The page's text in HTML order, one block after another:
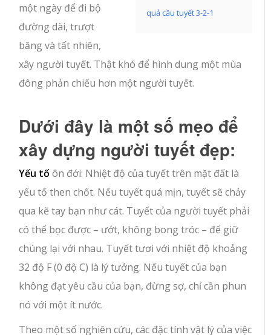
quả cầu tuyết 3-2-1
một ngày để đi bộ
đường dài, trượt
băng và tất nhiên,
xây người tuyết. Thật khó để hình dung một mùa
đông phản chiếu hơn một người tuyết.
Dưới đây là một số mẹo để
xây dựng người tuyết đẹp:
Yếu tốôn đới: Nhiệt độ của tuyết trên mặt đất là
yếu tố then chốt. Nếu tuyết quá mịn, tuyết sẽ chảy
qua kẽ tay bạn như cát. Tuyết của người tuyết phải
có thể bọc được – ướt, không bong tróc – để giữ
chúng lại với nhau. Tuyết tươi với nhiệt độ khoảng
32 độ F (0 độ C) là lý tưởng. Nếu tuyết của bạn
không đạt yêu cầu của bạn, đừng sợ, chỉ cần phun
nó với một ít nước.
Theo một số nghiên cứu, các đặc tính vật lý của việc